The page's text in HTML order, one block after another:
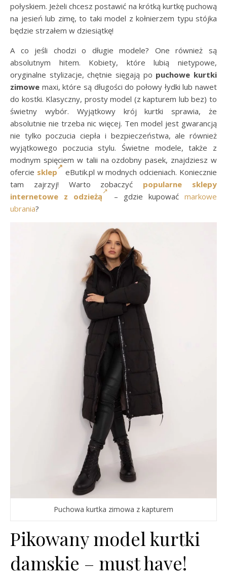
połyskiem. Jeżeli chcesz postawić na krótką kurtkę puchową
na jesień lub zimę, to taki model z kołnierzem typu stójka
będzie strzałem w dziesiątkę!
A co jeśli chodzi o długie modele? One również są
absolutnym hitem. Kobiety, które lubią nietypowe,
oryginalne stylizacje, chętnie sięgają po puchowe kurtki
zimowe maxi, które są długości do połowy łydki lub nawet
do kostki. Klasyczny, prosty model (z kapturem lub bez) to
świetny wybór. Wyjątkowy krój kurtki sprawia, że
absolutnie nie trzeba nic więcej. Ten model jest gwarancją
nie tylko poczucia ciepła i bezpieczeństwa, ale również
wyjątkowego poczucia stylu. Świetne modele, także z
modnym spięciem w talii na ozdobny pasek, znajdziesz w
ofercie sklep
eButik.pl w modnych odcieniach. Koniecznie
tam zajrzyj! Warto zobaczyć popularne sklepy
internetowe z odzieżą
– gdzie kupowaćmarkowe
ubrania?
Puchowa kurtka zimowa z kapturem
Pikowany model kurtki
damskie – must have!